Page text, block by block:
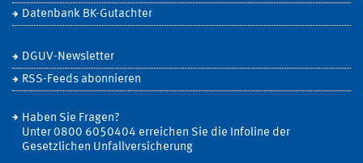
Datenbank BK-Gutachter
DGUV-Newsletter
RSS-Feeds abonnieren
Haben Sie Fragen?
Unter 0800 6050404 erreichen Sie die Infoline der
Gesetzlichen Unfallversicherung